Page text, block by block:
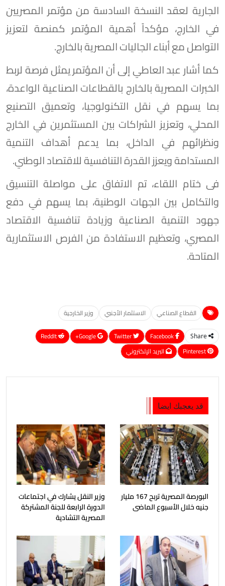
الجارية لعقد النسخة السادسة من مؤتمر المصريين
في الخارج، مؤكداً أهمية المؤتمر كمنصة لتعزيز
التواصل مع أبناء الجاليات المصرية بالخارج.
كما أشار عبد العاطي إلى أن المؤتمر يمثل فرصة لربط
الخبرات المصرية بالخارج بالقطاعات الصناعية الواعدة،
بما يسهم في نقل التكنولوجيا، وتعميق التصنيع
المحلي، وتعزيز الشراكات بين المستثمرين في الخارج
ونظرائهم في الداخل، بما يدعم أهداف التنمية
المستدامة ويعزز القدرة التنافسية للاقتصاد الوطني.
فى ختام اللقاء، تم الاتفاق على مواصلة التنسيق
والتكامل بين الجهات الوطنية، بما يسهم في دفع
جهود التنمية الصناعية وزيادة تنافسية الاقتصاد
المصري، وتعظيم الاستفادة من الفرص الاستثمارية
المتاحة.
القطاع الصناعي الاستثمار الأجنبي وزير الخارجية
Share
Google+
ReddIt
Pinterest
البريد الإلكتروني
قد يعجبك ايضا
البورصة المصرية تربح 167 مليار
جنيه خلال الأسبوع الماضى
وزير النقل يشارك في اجتماعات
الدورة الرابعة للجنة المشتركة
المصرية التشادية